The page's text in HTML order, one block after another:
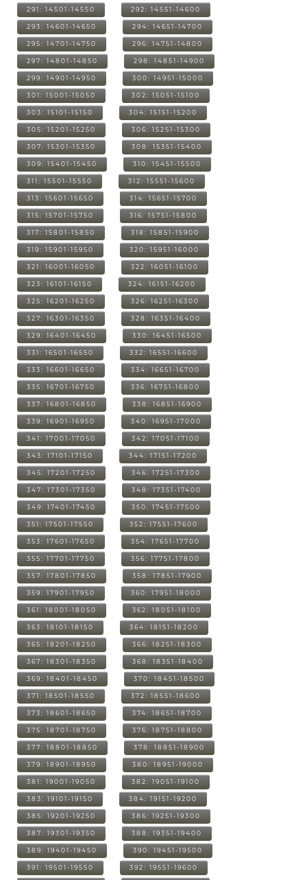
291: 14501-14550 292: 14551-14600
293: 14601-14650 294: 14651-14700
295: 14701-14750 296: 14751-14800
297: 14801-14850 298: 14851-14900
299: 14901-14950 300: 14951-15000
301: 15001-15050 302: 15051-15100
303: 15101-15150 304: 15151-15200
305: 15201-15250 306: 15251-15300
307: 15301-15350 308: 15351-15400
309: 15401-15450 310: 15451-15500
311: 15501-15550 312: 15551-15600
313: 15601-15650 314: 15651-15700
315: 15701-15750 316: 15751-15800
317: 15801-15850 318: 15851-15900
319: 15901-15950 320: 15951-16000
321: 16001-16050 322: 16051-16100
323: 16101-16150 324: 16151-16200
325: 16201-16250 326: 16251-16300
327: 16301-16350 328: 16351-16400
329: 16401-16450 330: 16451-16500
331: 16501-16550 332: 16551-16600
333: 16601-16650 334: 16651-16700
335: 16701-16750 336: 16751-16800
337: 16801-16850 338: 16851-16900
339: 16901-16950 340: 16951-17000
341: 17001-17050 342: 17051-17100
343: 17101-17150 344: 17151-17200
345: 17201-17250 346: 17251-17300
347: 17301-17350 348: 17351-17400
349: 17401-17450 350: 17451-17500
351: 17501-17550 352: 17551-17600
353: 17601-17650 354: 17651-17700
355: 17701-17750 356: 17751-17800
357: 17801-17850 358: 17851-17900
359: 17901-17950 360: 17951-18000
361: 18001-18050 362: 18051-18100
363: 18101-18150 364: 18151-18200
365: 18201-18250 366: 18251-18300
367: 18301-18350 368: 18351-18400
369: 18401-18450 370: 18451-18500
371: 18501-18550 372: 18551-18600
373: 18601-18650 374: 18651-18700
375: 18701-18750 376: 18751-18800
377: 18801-18850 378: 18851-18900
379: 18901-18950 380: 18951-19000
381: 19001-19050 382: 19051-19100
383: 19101-19150 384: 19151-19200
385: 19201-19250 386: 19251-19300
387: 19301-19350 388: 19351-19400
389: 19401-19450 390: 19451-19500
391: 19501-19550 392: 19551-19600